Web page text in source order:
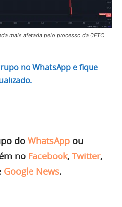
mais afetada pelo processo da CFTC
no WhatsApp e fique
do WhatsApp ou
no Facebook, Twitter,
Google News.